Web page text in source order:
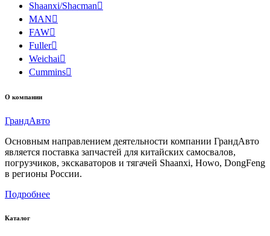
Shaanxi/Shacman
MAN
FAW
Fuller
Weichai
Cummins
О компании
ГрандАвто
Основным направлением деятельности компании ГрандАвто
является поставка запчастей для китайских самосвалов,
погрузчиков, экскаваторов и тягачей Shaanxi, Howo, DongFeng
в регионы России.
Подробнее
Каталог